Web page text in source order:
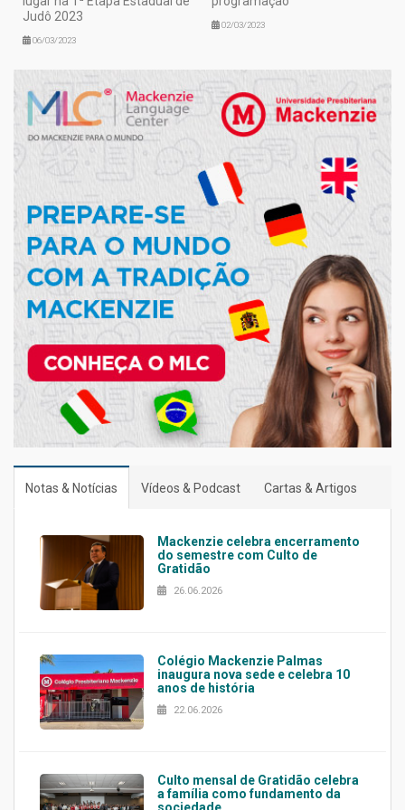
Judô 2023
06/03/2023
02/03/2023
Notas & Notícias Vídeos & Podcast Cartas & Artigos
Mackenzie celebra encerramento
do semestre com Culto de
Gratidão
26.06.2026
Colégio Mackenzie Palmas
inaugura nova sede e celebra 10
anos de história
22.06.2026
Culto mensal de Gratidão celebra
a família como fundamento da
sociedade